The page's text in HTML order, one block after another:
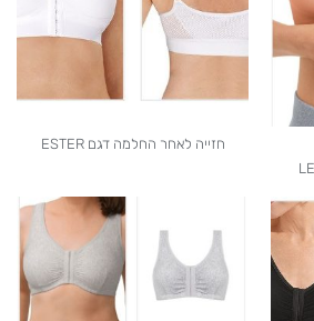
חזייה לאחר החלמה דגם ESTER